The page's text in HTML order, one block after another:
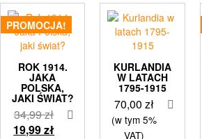
PROMOCJA!
ROK 1914.
JAKA
POLSKA,
JAKI ŚWIAT?
34,99złPierwotna
cena
19,99złAktualna
KURLANDIA
W LATACH
1795-1915
70,00 zł
(w tym 5%
VAT)